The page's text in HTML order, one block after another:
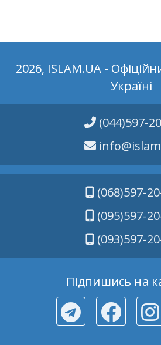
2026, ISLAM.UA -
Україні
(044)597-
(068)597-
(095)597-
(093)597-
Підпишись на